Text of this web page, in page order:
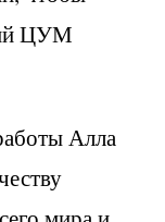
ЦУМ
Алла